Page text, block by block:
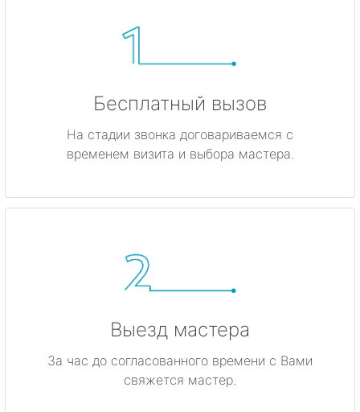
Бесплатный вызов
На стадии звонка договариваемся с
временем визита и выбора мастера.
Выезд мастера
За час до согласованного времени с Вами
свяжется мастер.